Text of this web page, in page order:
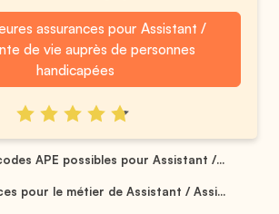
assurances pour Assistant /
de vie auprès de personnes
handicapées
APE possibles pour Assistant /...
pour le métier de Assistant / Assi...